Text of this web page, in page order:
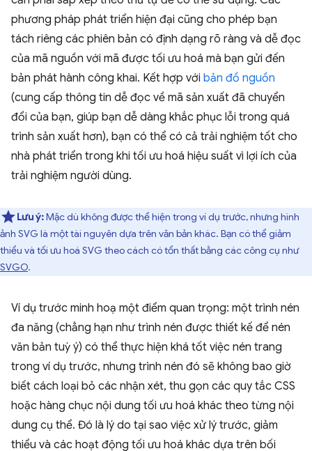
phương pháp phát triển hiện đại cũng cho phép bạn
tách riêng các phiên bản có định dạng rõ ràng và dễ đọc
của mã nguồn với mã được tối ưu hoá mà bạn gửi đến
bản phát hành công khai. Kết hợp với bản đồ nguồn
(cung cấp thông tin dễ đọc về mã sản xuất đã chuyển
đổi của bạn, giúp bạn dễ dàng khắc phục lỗi trong quá
trình sản xuất hơn), bạn có thể có cả trải nghiệm tốt cho
nhà phát triển trong khi tối ưu hoá hiệu suất vì lợi ích của
trải nghiệm người dùng.
Lưu ý:Mặc dù không được thể hiện trong ví dụ trước, nhưng hình
ảnh SVG là một tài nguyên dựa trên văn bản khác. Bạn có thể giảm
thiểu và tối ưu hoá SVG theo cách có tổn thất bằng các công cụ như
SVGO.
Ví dụ trước minh hoạ một điểm quan trọng: một trình nén
đa năng (chẳng hạn như trình nén được thiết kế để nén
văn bản tuỳ ý) có thể thực hiện khá tốt việc nén trang
trong ví dụ trước, nhưng trình nén đó sẽ không bao giờ
biết cách loại bỏ các nhận xét, thu gọn các quy tắc CSS
hoặc hàng chục nội dung tối ưu hoá khác theo từng nội
dung cụ thể. Đó là lý do tại sao việc xử lý trước, giảm
thiểu và các hoạt động tối ưu hoá khác dựa trên bối